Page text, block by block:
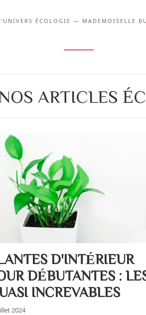
ÉCOLOGIE — MADEMOISELLE
ARTICLES
D'INTÉRIEUR
DÉBUTANTES :
INCREVABLES
2024